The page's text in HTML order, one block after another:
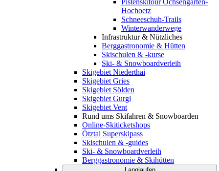
Pistenskitour Ochsengarten-
Hochoetz
Schneeschuh-Trails
Winterwanderwege
Infrastruktur & Nützliches
Berggastronomie & Hütten
Skischulen & -kurse
Ski- & Snowboardverleih
Skigebiet Niederthai
Skigebiet Gries
Skigebiet Sölden
Skigebiet Gurgl
Skigebiet Vent
Rund ums Skifahren & Snowboarden
Online-Skiticketshops
Ötztal Superskipass
Skischulen & -guides
Ski- & Snowboardverleih
Berggastronomie & Skihütten